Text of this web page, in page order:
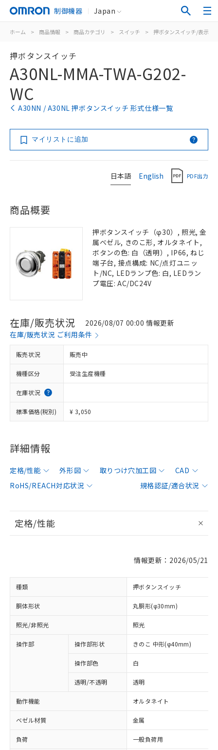
制御機器 Japan
ホーム > 商品情報 > 商品カテゴリ > スイッチ > 押ボタンスイッチ/表示灯
押ボタンスイッチ
A30NL-MMA-TWA-G202-
WC
A30NN / A30NL 押ボタンスイッチ 形式仕様一覧
マイリストに追加
日本語 English PDF出力
商品概要
押ボタンスイッチ（φ30）, 照光, 金
属ベゼル, きのこ形, オルタネイト,
ボタンの色: 白（透明）, IP66, ねじ
端子台, 接点構成: NC/点灯ユニッ
ト/NC, LEDランプ色: 白, LEDラン
プ電圧: AC/DC24V
在庫/販売状況
2026/08/07 00:00 情報更新
在庫/販売状況 ご利用条件
販売状況 販売中
機種区分 受注生産機種
在庫状況
標準価格(税別) ¥ 3,050
詳細情報
定格/性能 外形図 取りつけ穴加工図
CAD
RoHS/REACH対応状況
規格認証/適合状況
定格/性能
情報更新：2026/05/21
種類 押ボタンスイッチ
胴体形状 丸胴形(φ30mm)
照光/非照光 照光
操作部 操作部形状 きのこ 中形(φ40mm)
操作部色 白
透明/不透明 透明
動作機能 オルタネイト
ベゼル材質 金属
負荷 一般負荷用